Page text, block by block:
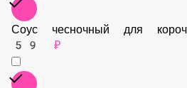
Соус чесночный для корочек
59 ₽